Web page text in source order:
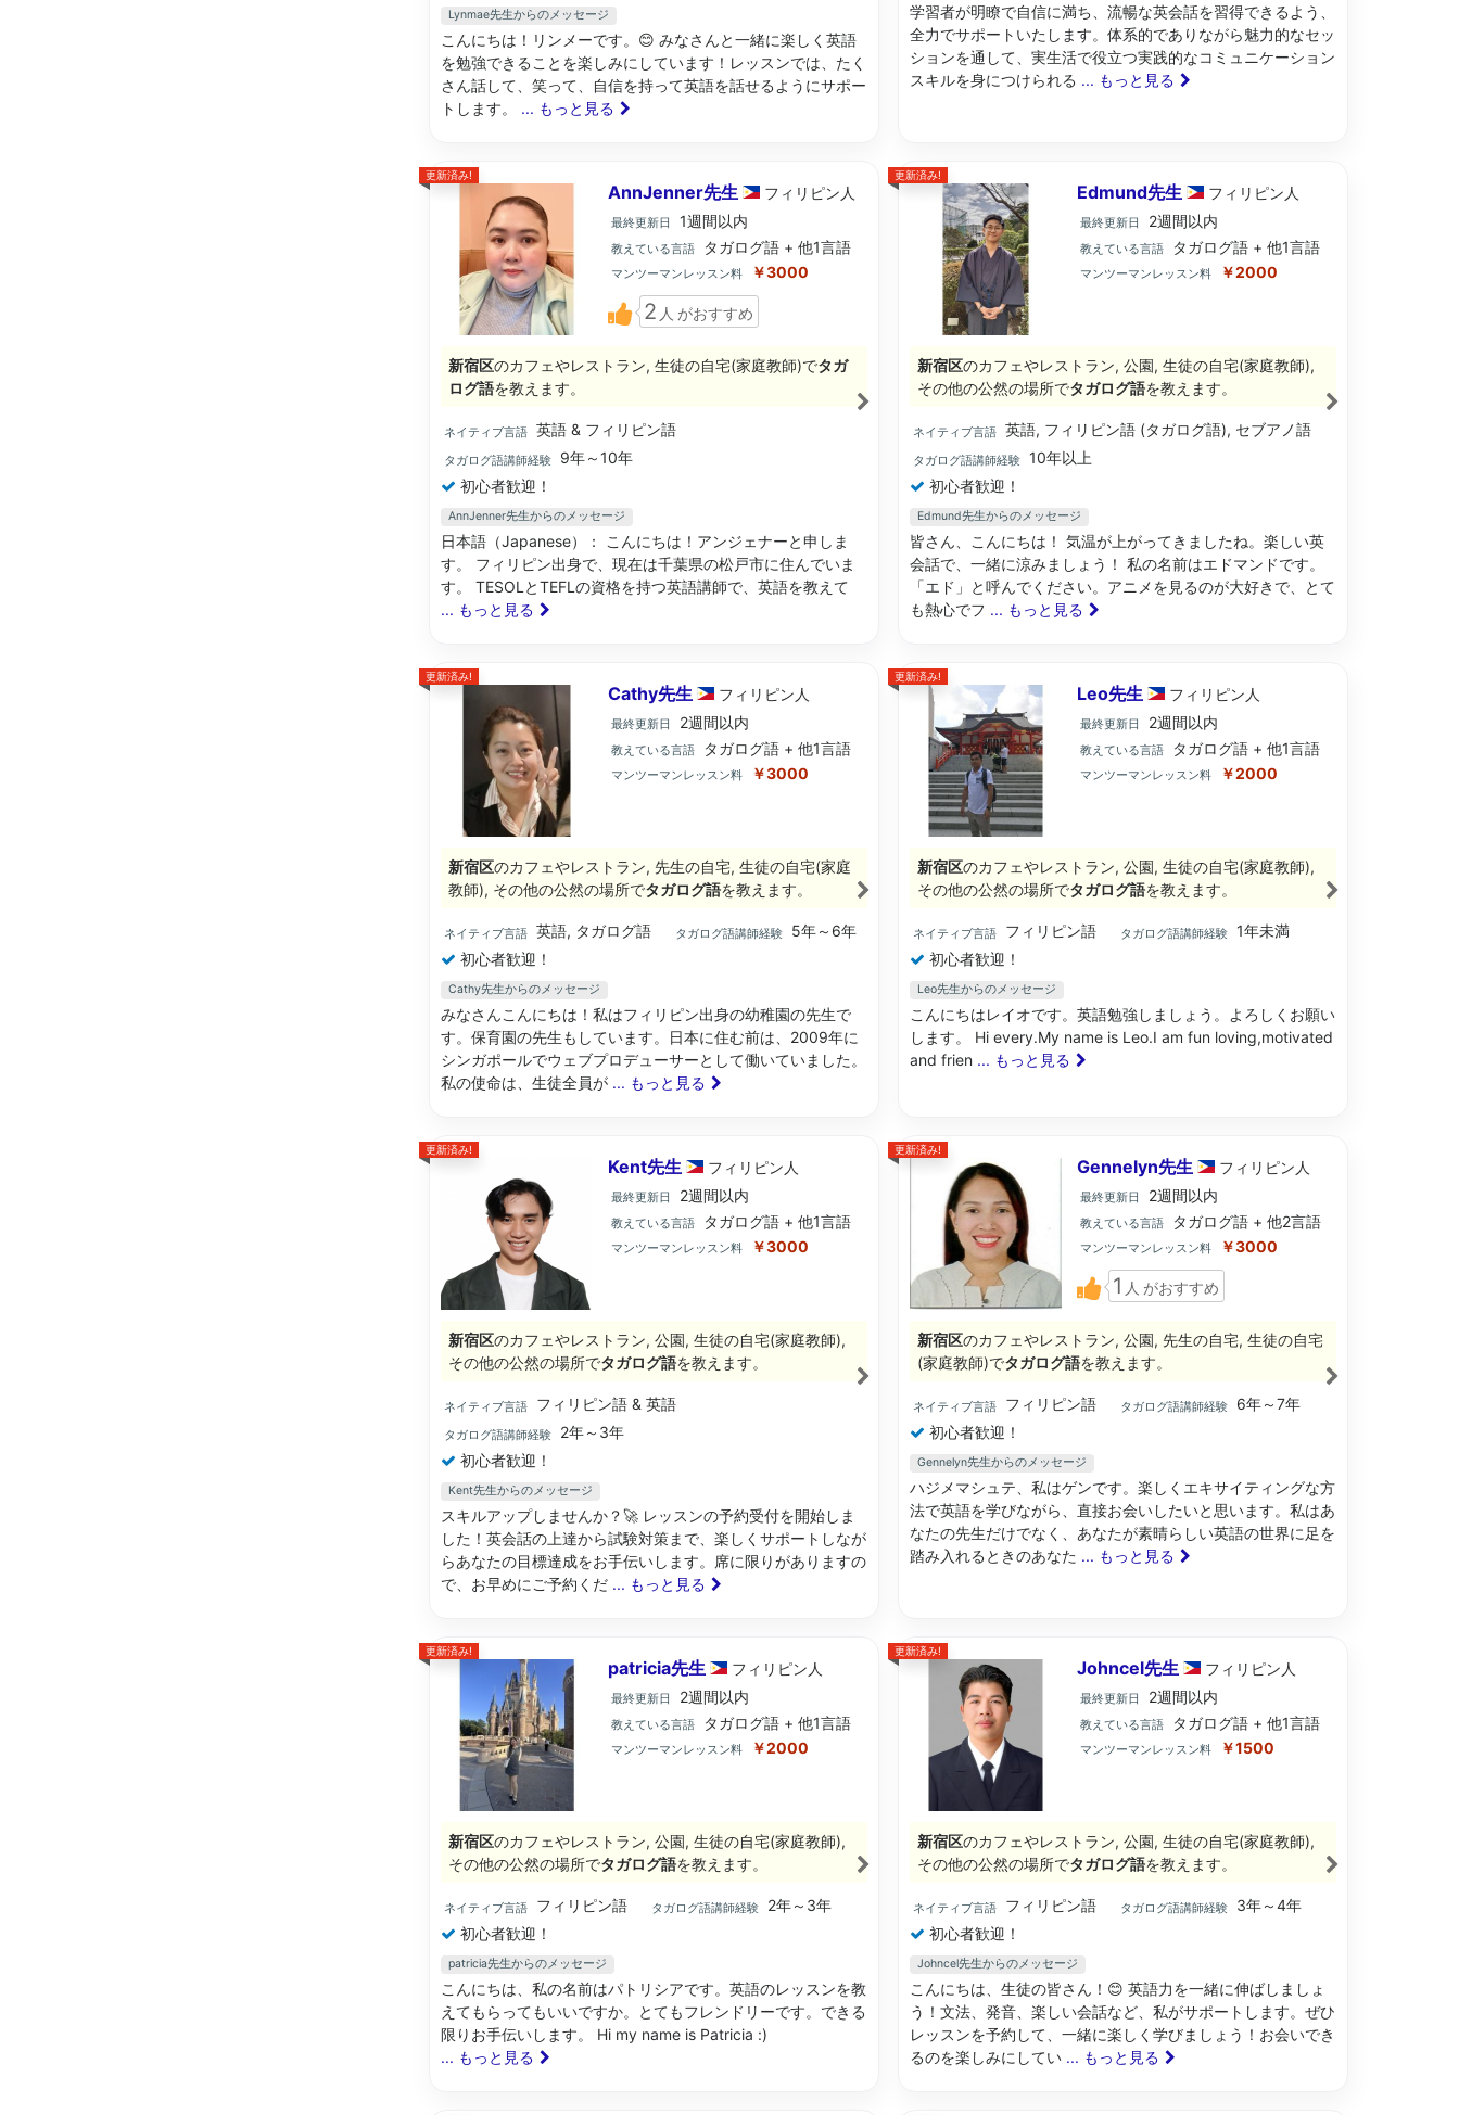
Lynmae先生からのメッセージ
こんにちは！リンメーです。😊 みなさんと一緒に楽しく英語
を勉強できることを楽しみにしています！レッスンでは、たく
さん話して、笑って、自信を持って英語を話せるようにサポー
トします。 ... もっと見る
学習者が明瞭で自信に満ち、流暢な英会話を習得できるよう、
全力でサポートいたします。体系的でありながら魅力的なセッ
ションを通して、実生活で役立つ実践的なコミュニケーション
スキルを身につけられる ... もっと見る
更新済み!
AnnJenner先生 フィリピン 人
最終更新日 1週間以内
教えている言語 タガログ語 + 他1言語
マンツーマンレッスン料 ￥3000
2 人 がおすすめ
新宿区のカフェやレストラン, 生徒の自宅(家庭教師)でタガ
ログ語を教えます。
ネイティブ言語 英語 & フィリピン語
タガログ語講師経験
9年～10年
初心者歓迎！
AnnJenner先生からのメッセージ
日本語（Japanese）： こんにちは！アンジェナーと申しま
す。 フィリピン出身で、現在は千葉県の松戸市に住んでいま
す。 TESOLとTEFLの資格を持つ英語講師で、英語を教えて
... もっと見る
更新済み!
Edmund先生 フィリピン 人
最終更新日 2週間以内
教えている言語 タガログ語 + 他1言語
マンツーマンレッスン料 ￥2000
新宿区のカフェやレストラン, 公園, 生徒の自宅(家庭教師),
その他の公然の場所でタガログ語を教えます。
ネイティブ言語 英語, フィリピン語 (タガログ語), セブアノ語
タガログ語講師経験
10年以上
初心者歓迎！
Edmund先生からのメッセージ
皆さん、こんにちは！ 気温が上がってきましたね。楽しい英
会話で、一緒に涼みましょう！ 私の名前はエドマンドです。
「エド」と呼んでください。アニメを見るのが大好きで、とて
も熱心でフ ... もっと見る
更新済み!
Cathy先生 フィリピン 人
最終更新日 2週間以内
教えている言語 タガログ語 + 他1言語
マンツーマンレッスン料 ￥3000
新宿区のカフェやレストラン, 先生の自宅, 生徒の自宅(家庭
教師), その他の公然の場所でタガログ語を教えます。
ネイティブ言語 英語, タガログ語 タガログ語講師経験
5年～6年
初心者歓迎！
Cathy先生からのメッセージ
みなさんこんにちは！私はフィリピン出身の幼稚園の先生で
す。保育園の先生もしています。日本に住む前は、2009年に
シンガポールでウェブプロデューサーとして働いていました。
私の使命は、生徒全員が ... もっと見る
更新済み!
Leo先生 フィリピン 人
最終更新日 2週間以内
教えている言語 タガログ語 + 他1言語
マンツーマンレッスン料 ￥2000
新宿区のカフェやレストラン, 公園, 生徒の自宅(家庭教師),
その他の公然の場所でタガログ語を教えます。
ネイティブ言語 フィリピン語 タガログ語講師経験
1年未満
初心者歓迎！
Leo先生からのメッセージ
こんにちはレイオです。英語勉強しましょう。よろしくお願い
します。 Hi every.My name is Leo.I am fun loving,motivated
and frien ... もっと見る
更新済み!
Kent先生 フィリピン 人
最終更新日 2週間以内
教えている言語 タガログ語 + 他1言語
マンツーマンレッスン料 ￥3000
新宿区のカフェやレストラン, 公園, 生徒の自宅(家庭教師),
その他の公然の場所でタガログ語を教えます。
ネイティブ言語 フィリピン語 & 英語
タガログ語講師経験
2年～3年
初心者歓迎！
Kent先生からのメッセージ
スキルアップしませんか？🚀 レッスンの予約受付を開始しま
した！英会話の上達から試験対策まで、楽しくサポートしなが
らあなたの目標達成をお手伝いします。席に限りがありますの
で、お早めにご予約くだ ... もっと見る
更新済み!
Gennelyn先生 フィリピン 人
最終更新日 2週間以内
教えている言語 タガログ語 + 他2言語
マンツーマンレッスン料 ￥3000
1 人 がおすすめ
新宿区のカフェやレストラン, 公園, 先生の自宅, 生徒の自宅
(家庭教師)でタガログ語を教えます。
ネイティブ言語 フィリピン語 タガログ語講師経験
6年～7年
初心者歓迎！
Gennelyn先生からのメッセージ
ハジメマシュテ、私はゲンです。楽しくエキサイティングな方
法で英語を学びながら、直接お会いしたいと思います。私はあ
なたの先生だけでなく、あなたが素晴らしい英語の世界に足を
踏み入れるときのあなた ... もっと見る
更新済み!
patricia先生 フィリピン 人
最終更新日 2週間以内
教えている言語 タガログ語 + 他1言語
マンツーマンレッスン料 ￥2000
新宿区のカフェやレストラン, 公園, 生徒の自宅(家庭教師),
その他の公然の場所でタガログ語を教えます。
ネイティブ言語 フィリピン語 タガログ語講師経験
2年～3年
初心者歓迎！
patricia先生からのメッセージ
こんにちは、私の名前はパトリシアです。英語のレッスンを教
えてもらってもいいですか。とてもフレンドリーです。できる
限りお手伝いします。 Hi my name is Patricia :)
... もっと見る
更新済み!
Johncel先生 フィリピン 人
最終更新日 2週間以内
教えている言語 タガログ語 + 他1言語
マンツーマンレッスン料 ￥1500
新宿区のカフェやレストラン, 公園, 生徒の自宅(家庭教師),
その他の公然の場所でタガログ語を教えます。
ネイティブ言語 フィリピン語 タガログ語講師経験
3年～4年
初心者歓迎！
Johncel先生からのメッセージ
こんにちは、生徒の皆さん！😊 英語力を一緒に伸ばしましょ
う！文法、発音、楽しい会話など、私がサポートします。ぜひ
レッスンを予約して、一緒に楽しく学びましょう！お会いでき
るのを楽しみにしてい ... もっと見る